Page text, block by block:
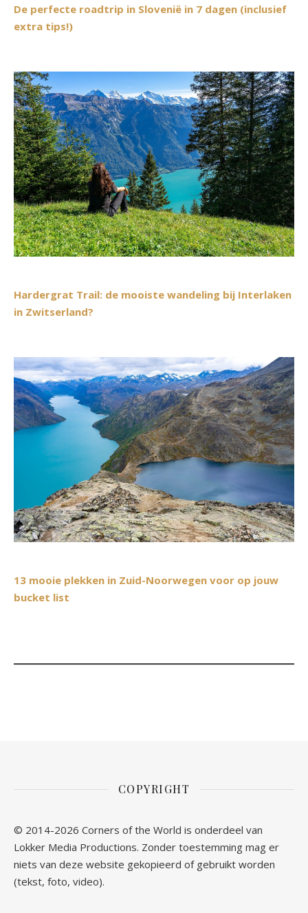
De perfecte roadtrip in Slovenië in 7 dagen (inclusief
extra tips!)
Hardergrat Trail: de mooiste wandeling bij Interlaken
in Zwitserland?
13 mooie plekken in Zuid-Noorwegen voor op jouw
bucket list
COPYRIGHT
© 2014-2026 Corners of the World is onderdeel van
Lokker Media Productions. Zonder toestemming mag er
niets van deze website gekopieerd of gebruikt worden
(tekst, foto, video).